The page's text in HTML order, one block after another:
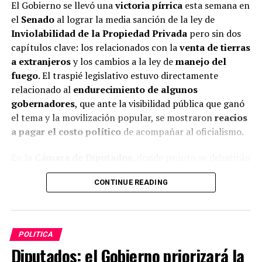
El recorte significativo del texto original de
inviolabilidad de la propiedad privada, obra de
hecho de un par de días, un espasmo
comenzó a poco de que el proyecto ingresara al Senado
El Gobierno se llevó unavictoria pírricaesta semana en
el Senado al lograr la media sanción de la ley de
Inviolabilidad de la Propiedad Privada pero sin dos
capítulos clave: los relacionados con laventa de tierras
a extranjerosy los cambios a la ley demanejo del
fuego. El traspié legislativo estuvo directamente
relacionado al endurecimiento de algunos
gobernadores, que ante la visibilidad pública que ganó
el tema y la movilización popular, se mostraronreacios
a pagar el costo políticode acompañar al oficialismo.
la reforma de la Carta Orgánica del Banco Central y la
ampliación del régimen de Inocencia Fiscal, y se
la Propiedad Privada, la oposición observó con atención
el devenir de las negociaciones y mostró un
entusiasmo ante algunas señales.
CONTINUE READING
POLITICA
Diputados: el Gobierno priorizará la